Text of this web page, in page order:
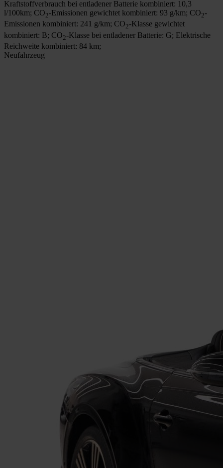
Kraftstoffverbrauch bei entladener Batterie kombiniert: 10,3
l/100km; CO2-Emissionen gewichtet kombiniert: 93 g/km; CO2-
Emissionen kombiniert: 241 g/km; CO2-Klasse gewichtet
kombiniert: B; CO2-Klasse bei entladener Batterie: G; Elektrische
Reichweite kombiniert: 84 km;
Neufahrzeug